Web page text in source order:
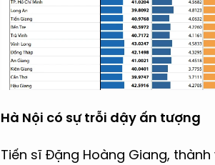
Hà Nội có sự trỗi dậy ấn tượng
Tiến sĩ Đặng Hoàng Giang,